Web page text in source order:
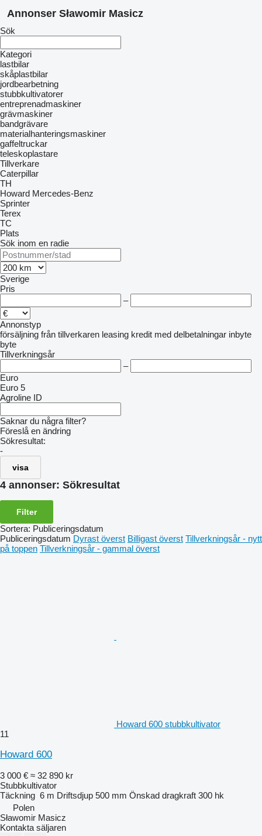
Annonser Sławomir Masicz
Sök
Kategori
lastbilar
skåplastbilar
jordbearbetning
stubbkultivatorer
entreprenadmaskiner
grävmaskiner
bandgrävare
materialhanteringsmaskiner
gaffeltruckar
teleskoplastare
Tillverkare
Caterpillar
TH
Howard Mercedes-Benz
Sprinter
Terex
TC
Plats
Sök inom en radie
Sverige
Pris
–
Annonstyp
försäljning från tillverkaren leasing kredit med delbetalningar inbyte
byte
Tillverkningsår
–
Euro
Euro 5
Agroline ID
Saknar du några filter?
Föreslå en ändring
Sökresultat:
-
visa
4 annonser: Sökresultat
Filter
Sortera: Publiceringsdatum
Publiceringsdatum Dyrast överst Billigast överst Tillverkningsår - nytt
på toppen Tillverkningsår - gammal överst
Howard 600 stubbkultivator
11
Howard 600
3 000 € ≈ 32 890 kr
Stubbkultivator
Täckning 6 m Driftsdjup 500 mm Önskad dragkraft 300 hk
Polen
Sławomir Masicz
Kontakta säljaren